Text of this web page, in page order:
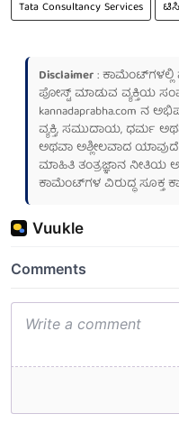
Tata Consultancy Services
Disclaimer: ಕಾಮೆಂಟ್‌ಗಳಲ್ಲಿ
ಪೋಸ್ಟ್ ಮಾಡುವ ವ್ಯಕ್ತಿಯ
kannadaprabha.com ನ
ವ್ಯಕ್ತಿ, ಸಮುದಾಯ, ಧರ್ಮ
ಅಥವಾ ಅಶ್ಲೀಲವಾದ
ಮಾಹಿತಿ ತಂತ್ರಜ್ಞಾನ ನೀತಿಯ
ಕಾಮೆಂಟ್‌ಗಳ ವಿರುದ್ಧ ಸೂಕ್ತ